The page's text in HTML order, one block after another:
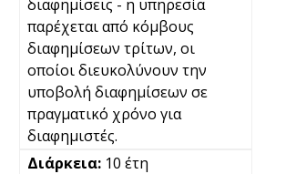
διαφημίσεις - η υπηρεσία
παρέχεται από κόμβους
διαφημίσεων τρίτων, οι
οποίοι διευκολύνουν την
υποβολή διαφημίσεων σε
πραγματικό χρόνο για
διαφημιστές.
10 έτη